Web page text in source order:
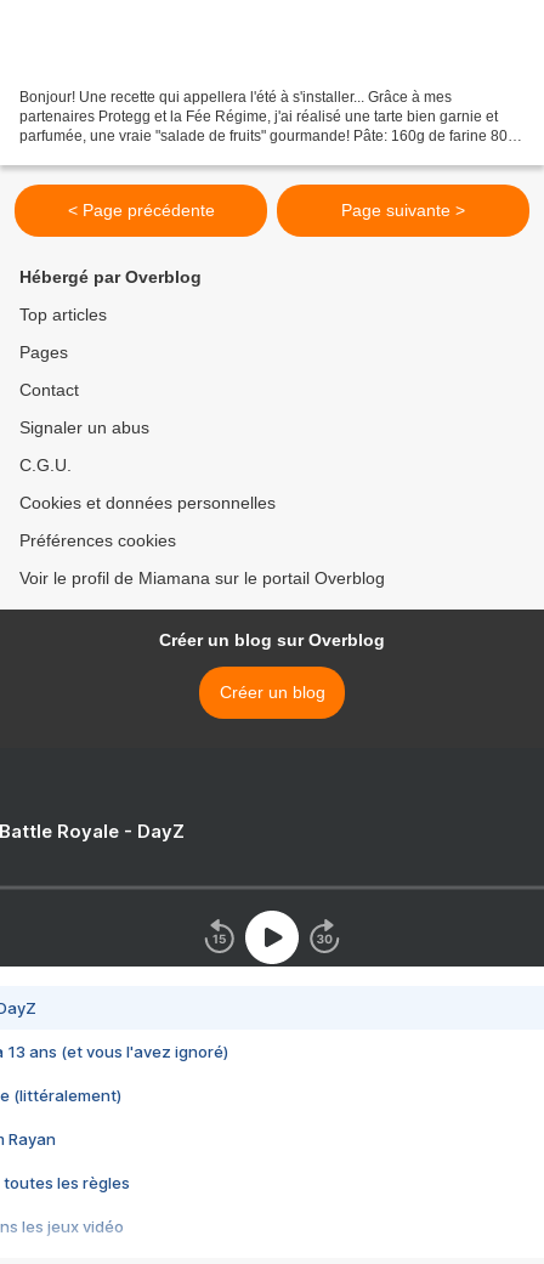
Bonjour! Une recette qui appellera l'été à s'installer... Grâce à mes
partenaires Protegg et la Fée Régime, j'ai réalisé une tarte bien garnie et
parfumée, une vraie "salade de fruits" gourmande! Pâte: 160g de farine 80g
< Page précédente Page suivante >
Hébergé par Overblog
Top articles
Pages
Contact
Signaler un abus
C.G.U.
Cookies et données personnelles
Préférences cookies
Voir le profil de Miamana sur le portail Overblog
Créer un blog sur Overblog
Créer un blog
Royale - DayZ
13 ans (et vous l'avez ignoré)
(littéralement)
Rayan
toutes les règles
les jeux vidéo